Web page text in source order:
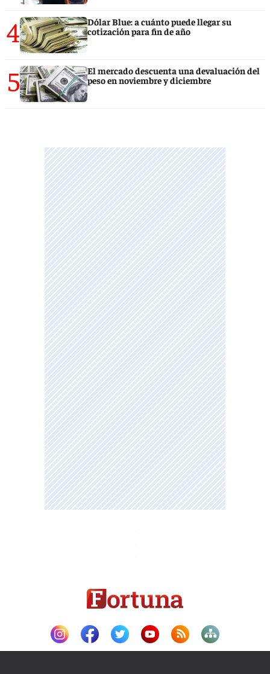
4
Dólar Blue: a cuánto puede llegar su
cotización para fin de año
5
El mercado descuenta una devaluación del
peso en noviembre y diciembre